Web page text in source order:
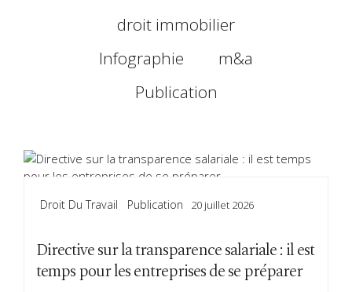
droit immobilier
Infographie
m&a
Publication
Droit Du Travail Publication 20 juillet 2026
Directive sur la transparence salariale : il est
temps pour les entreprises de se préparer